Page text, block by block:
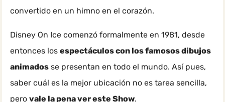
convertido en un himno en el corazón.
Disney On Ice comenzó formalmente en 1981, desde
entonces los espectáculos con los famosos dibujos
animados se presentan en todo el mundo. Así pues,
saber cuál es la mejor ubicación no es tarea sencilla,
pero vale la pena ver este Show.